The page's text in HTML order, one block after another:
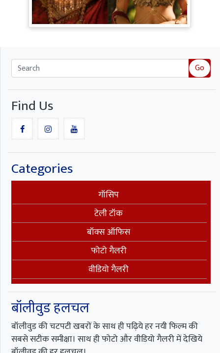
Preet Singh की चर्चा, Shurpanakha के लुक
ने लूटी महफिल
Go
Find Us
Categories
गॉसिप
टेली टॉक
बॉक्स ऑफिस
फोटो गैलरी
वीडियो गैलरी
बॉलीवुड हलचल
बॉलीवुड की चटपटी खबरों के साथ ही पढ़िये हर नयी फिल्म की
सबसे सटीक समीक्षा। साथ ही फोटो और वीडियो गैलरी में देखिये